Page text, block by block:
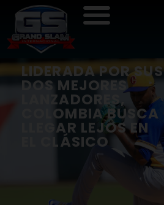
LIDERADA POR SUS
DOS MEJORES
LANZADORES,
COLOMBIA BUSCA
LLEGAR LEJOS EN
EL CLÁSICO